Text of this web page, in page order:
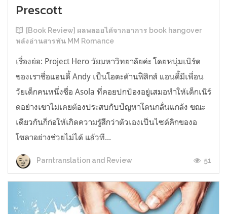
Prescott
[Book Review] ผลพลอยได้จากอาการ book hangover
หลังอ่านสารพัน MM Romance
เรื่องย่อ: Project Hero วัยมหาวิทยาลัยค่ะ โดยหนุ่มเนิร์ด
ของเราชื่อแอนดี้ Andy เป็นโอตะด้านฟิสิกส์ แอนดี้มีเพื่อน
วัยเด็กคนหนึ่งชื่อ Asola ที่คอยปกป้องอยู่เสมอทำให้เด็กเนิร์
ดอย่างเขาไม่เคยต้องประสบกับปัญหาโดนกลั่นแกล้ง ขณะ
เดียวกันก็ก่อให้เกิดความรู้สึกว่าตัวเองเป็นไซด์คิกของอ
โซลาอย่างช่วยไม่ได้ แล้วที...
Parntranslation and Review 51